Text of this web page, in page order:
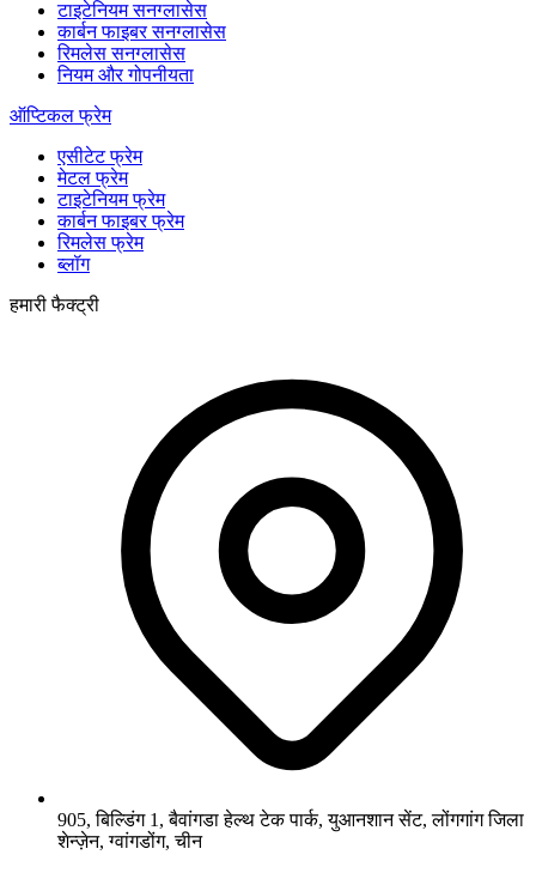
टाइटेनियम सनग्लासेस
कार्बन फाइबर सनग्लासेस
रिमलेस सनग्लासेस
नियम और गोपनीयता
ऑप्टिकल फ्रेम
एसीटेट फ्रेम
मेटल फ्रेम
टाइटेनियम फ्रेम
कार्बन फाइबर फ्रेम
रिमलेस फ्रेम
ब्लॉग
हमारी फैक्ट्री
905, बिल्डिंग 1, बैवांगडा हेल्थ टेक पार्क, युआनशान सेंट, लोंगगांग जिला
शेन्ज़ेन, ग्वांगडोंग, चीन